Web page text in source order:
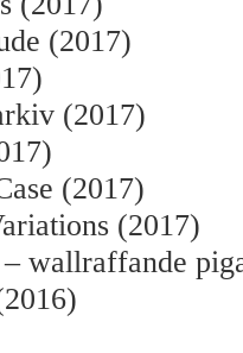
(2017)
(2017)
(2017)
(2017)
wallraffande